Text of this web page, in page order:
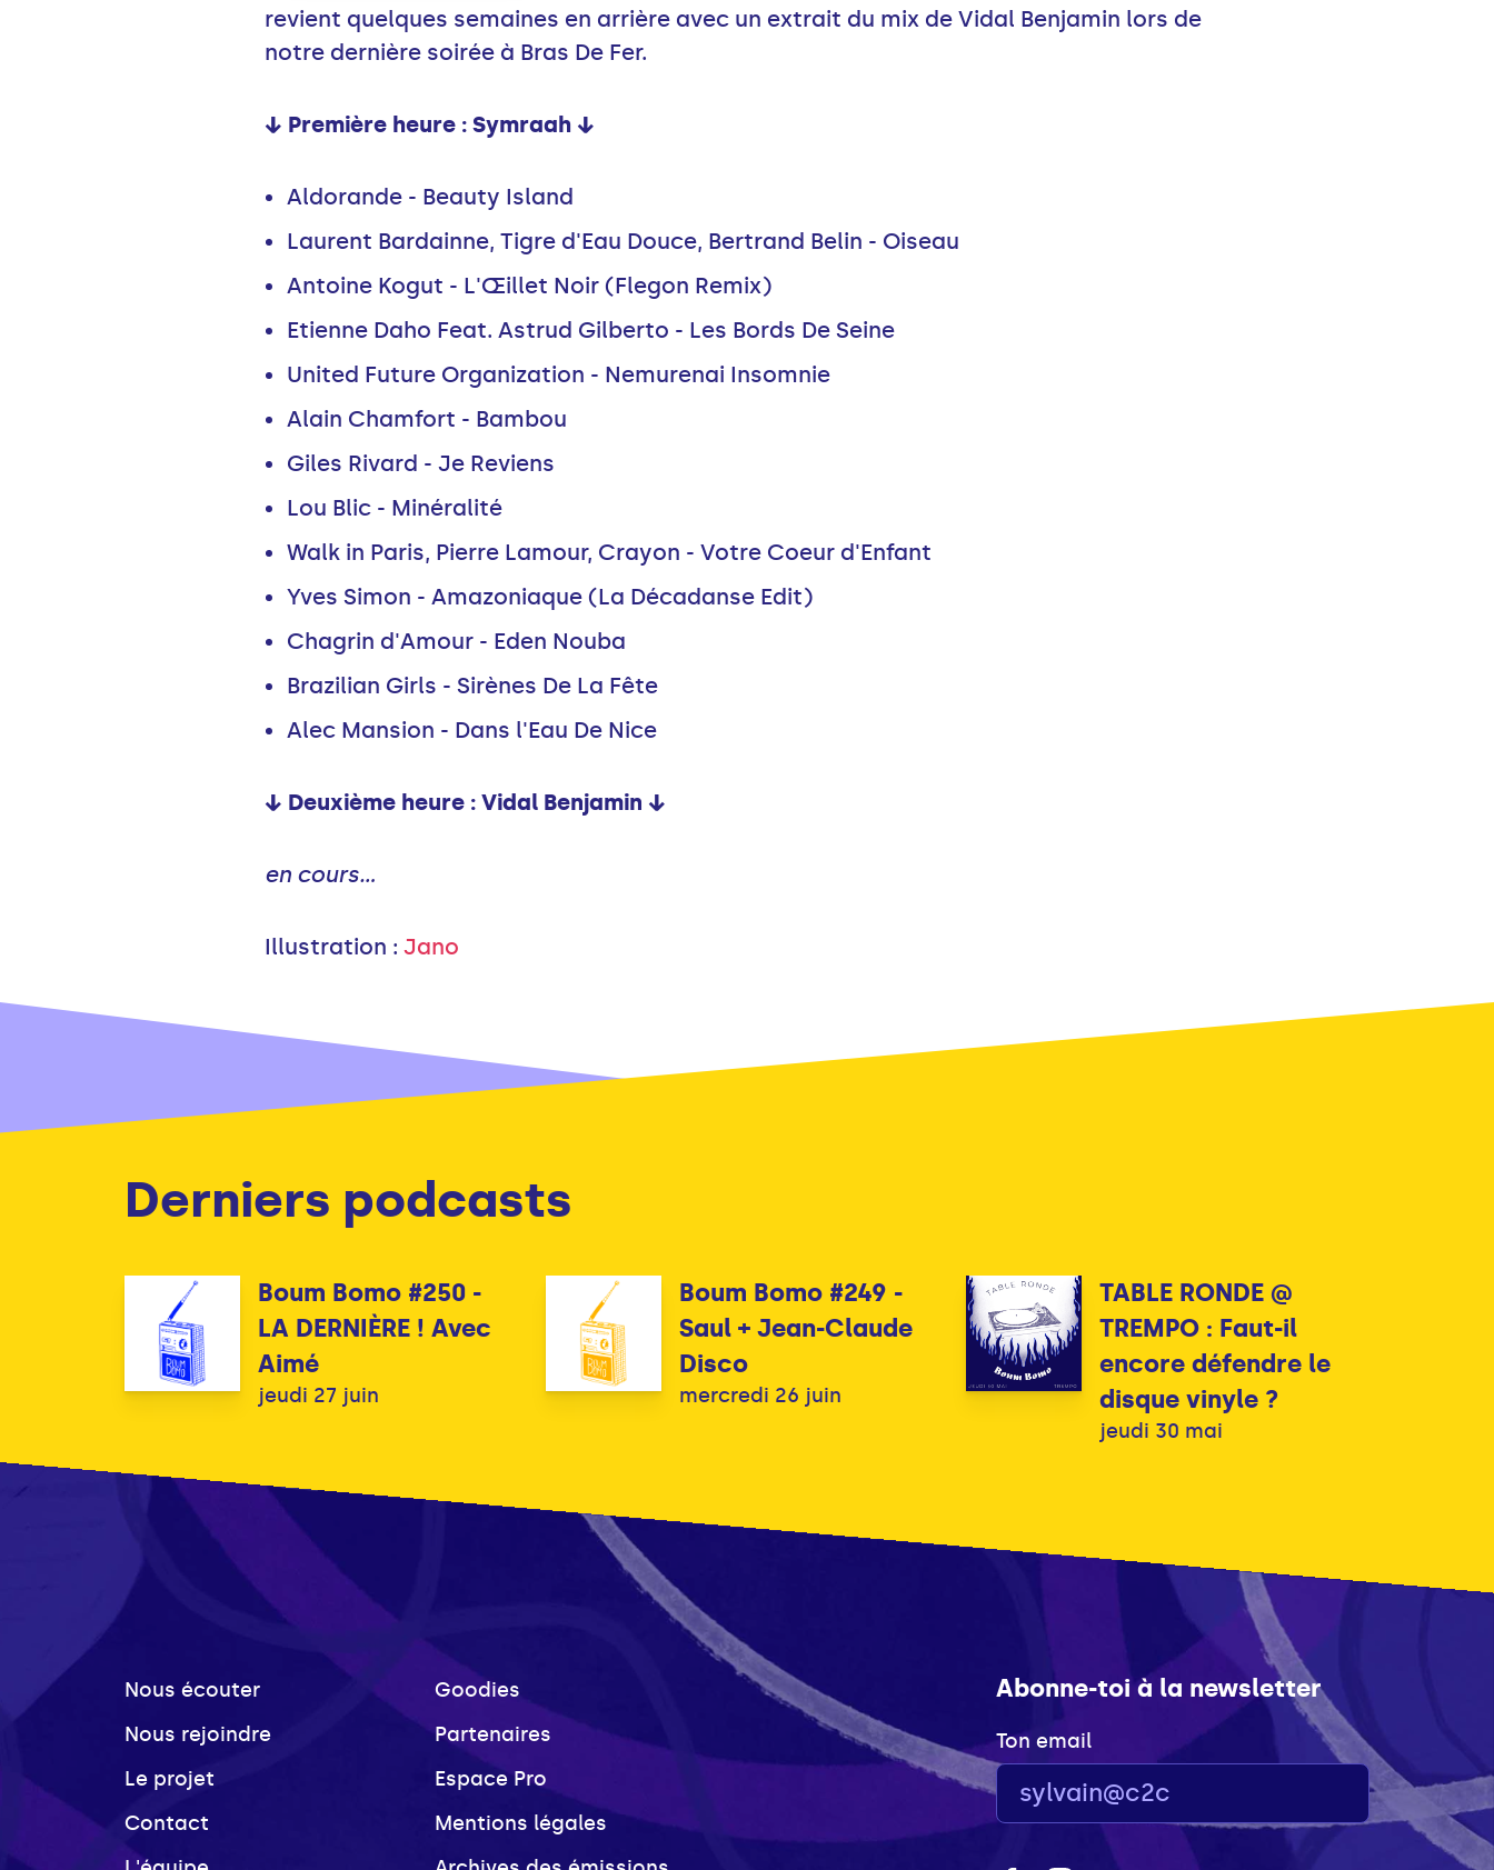
revient quelques semaines en arrière avec un extrait du mix de Vidal Benjamin lors de
notre dernière soirée à Bras De Fer.
↓ Première heure : Symraah ↓
Aldorande - Beauty Island
Laurent Bardainne, Tigre d'Eau Douce, Bertrand Belin - Oiseau
Antoine Kogut - L'Œillet Noir (Flegon Remix)
Etienne Daho Feat. Astrud Gilberto - Les Bords De Seine
United Future Organization - Nemurenai Insomnie
Alain Chamfort - Bambou
Giles Rivard - Je Reviens
Lou Blic - Minéralité
Walk in Paris, Pierre Lamour, Crayon - Votre Coeur d'Enfant
Yves Simon - Amazoniaque (La Décadanse Edit)
Chagrin d'Amour - Eden Nouba
Brazilian Girls - Sirènes De La Fête
Alec Mansion - Dans l'Eau De Nice
↓ Deuxième heure : Vidal Benjamin ↓
en cours...
Illustration : Jano
Derniers podcasts
Boum Bomo #250 -
LA DERNIÈRE ! Avec
Aimé
jeudi 27 juin
Boum Bomo #249 -
Saul + Jean-Claude
Disco
mercredi 26 juin
TABLE RONDE @
TREMPO : Faut-il
encore défendre le
disque vinyle ?
jeudi 30 mai
Nous écouter
Nous rejoindre
Le projet
Contact
Goodies
Partenaires
Espace Pro
Mentions légales
Abonne-toi à la newsletter
Ton email